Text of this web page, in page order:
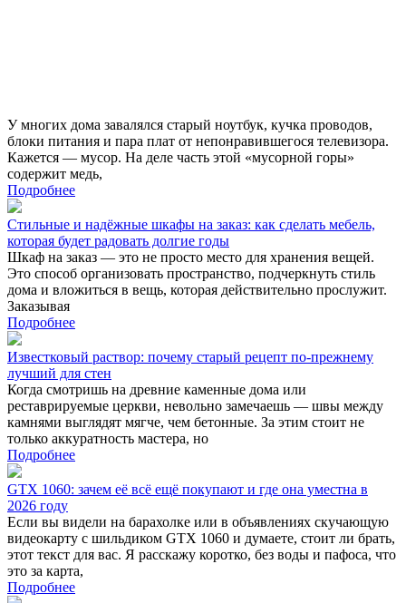
У многих дома завалялся старый ноутбук, кучка проводов,
блоки питания и пара плат от непонравившегося телевизора.
Кажется — мусор. На деле часть этой «мусорной горы»
содержит медь,
Подробнее
Стильные и надёжные шкафы на заказ: как сделать мебель,
которая будет радовать долгие годы
Шкаф на заказ — это не просто место для хранения вещей.
Это способ организовать пространство, подчеркнуть стиль
дома и вложиться в вещь, которая действительно прослужит.
Заказывая
Подробнее
Известковый раствор: почему старый рецепт по‑прежнему
лучший для стен
Когда смотришь на древние каменные дома или
реставрируемые церкви, невольно замечаешь — швы между
камнями выглядят мягче, чем бетонные. За этим стоит не
только аккуратность мастера, но
Подробнее
GTX 1060: зачем её всё ещё покупают и где она уместна в
2026 году
Если вы видели на барахолке или в объявлениях скучающую
видеокарту с шильдиком GTX 1060 и думаете, стоит ли брать,
этот текст для вас. Я расскажу коротко, без воды и пафоса, что
это за карта,
Подробнее